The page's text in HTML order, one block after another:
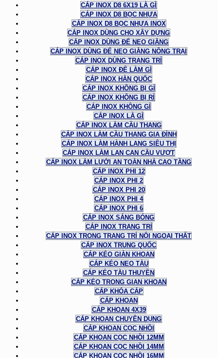
CÁP INOX D8 6X19 LÀ GÌ
CÁP INOX D8 BỌC NHỰA
CÁP INOX D8 BỌC NHỰA INOX
CÁP INOX DÙNG CHO XÂY DỰNG
CÁP INOX DÙNG ĐỂ NEO GIẰNG
CÁP INOX DÙNG ĐỂ NEO GIẰNG NÔNG TRẠI
CÁP INOX DÙNG TRANG TRÍ
CÁP INOX ĐỂ LÀM GÌ
CÁP INOX HÀN QUỐC
CÁP INOX KHÔNG BỊ GỈ
CÁP INOX KHÔNG BỊ RỈ
CÁP INOX KHÔNG GỈ
CÁP INOX LÀ GÌ
CÁP INOX LÀM CẦU THANG
CÁP INOX LÀM CẦU THANG GIA ĐÌNH
CÁP INOX LÀM HÀNH LANG SIÊU THỊ
CÁP INOX LÀM LAN CAN CẦU VƯỢT
CÁP INOX LÀM LƯỚI AN TOÀN NHÀ CAO TẦNG
CÁP INOX PHI 12
CÁP INOX PHI 2
CÁP INOX PHI 20
CÁP INOX PHI 4
CÁP INOX PHI 6
CÁP INOX SÁNG BÓNG
CÁP INOX TRANG TRÍ
CÁP INOX TRONG TRANG TRÍ NỘI NGOẠI THẤT
CÁP INOX TRUNG QUỐC
CÁP KÉO GIÀN KHOAN
CÁP KÉO NEO TÀU
CÁP KÉO TÀU THUYỀN
CÁP KÉO TRONG GIAN KHOAN
CÁP KHÓA CÁP
CÁP KHOAN
CÁP KHOAN 4X39
CÁP KHOAN CHUYÊN DỤNG
CÁP KHOAN CỌC NHỒI
CÁP KHOAN CỌC NHỒI 12MM
CÁP KHOAN CỌC NHỒI 14MM
CÁP KHOAN CỌC NHỒI 16MM